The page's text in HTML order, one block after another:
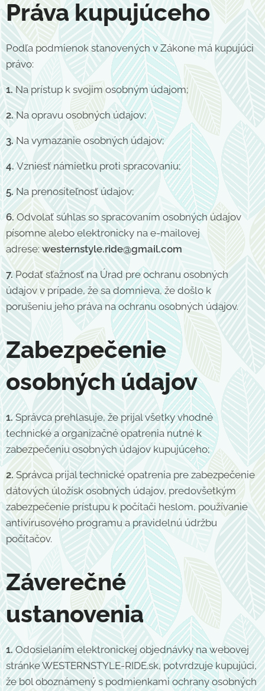
Práva kupujúceho
Podľa podmienok stanovených v Zákone má kupujúci
právo:
1.Na prístup k svojim osobným údajom;
2.Na opravu osobných údajov;
3.Na vymazanie osobných údajov;
4.Vzniesť námietku proti spracovaniu;
5.Na prenositeľnosť údajov;
6.Odvolať súhlas so spracovaním osobných údajov
písomne alebo elektronicky na e-mailovej
adrese:westernstyle.ride@gmail.com
7.Podať sťažnosť na Úrad pre ochranu osobných
údajov v prípade, že sa domnieva, že došlo k
porušeniu jeho práva na ochranu osobných údajov.
Zabezpečenie
osobných údajov
1.Správca prehlasuje, že prijal všetky vhodné
technické a organizačné opatrenia nutné k
zabezpečeniu osobných údajov kupujúceho;
2.Správca prijal technické opatrenia pre zabezpečenie
dátových úložísk osobných údajov, predovšetkým
zabezpečenie prístupu k počítači heslom, používanie
antivírusového programu a pravidelnú údržbu
počítačov.
Záverečné
ustanovenia
1.Odosielaním elektronickej objednávky na webovej
stránke WESTERNSTYLE-RIDE.sk, potvrdzuje kupujúci,
že b0l oboznámený s podmienkami ochrany osobných